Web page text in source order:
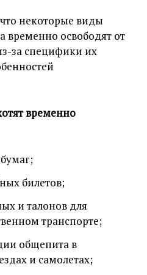
некоторые виды
временно освободят от
за специфики их
временно
билетов;
и талонов для
транспорте;
общепита в
и самолетах;